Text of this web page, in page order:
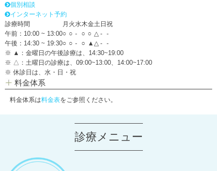
個別相談
インターネット予約
診療時間
月 火 水木金土 日祝
午前：10:00 ~ 13:00○ ○ - ○ ○ △ - -
午後：14:30 ~ 19:30○ ○ - ○ ▲ △ - -
※ ▲：金曜日の午後診療は、14:30~19:00
※ △：土曜日の診療は、09:00~13:00、14:00~17:00
※ 休診日は、水・日・祝
料金体系
料金体系は料金表をご参照ください。
診療メニュー